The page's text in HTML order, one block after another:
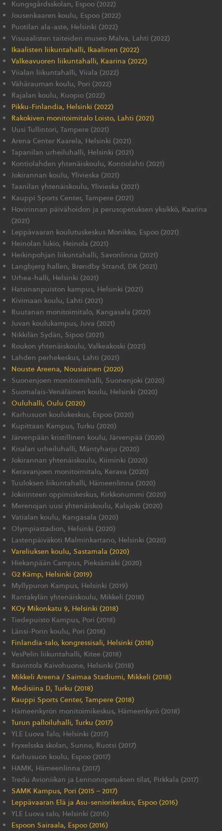
Kungsgårdsskolan, Espoo (2022)
Jousenkaaren koulu, Espoo (2022)
Puotilan ala-aste, Helsinki (2022)
Visuaalisten taiteiden museo Malva, Lahti (2022)
Ikaalisten liikuntahalli, Ikaalinen (2022)
Valkeavuoren liikuntahalli, Kaarina (2022)
Viialan liikuntahalli, Viiala (2022)
Vähärauman koulu, Pori (2022)
Rajalan koulu, Kuopio (2022)
Pikku-Finlandia, Helsinki (2022)
Rakokiven monitoimitalo Loisto, Lahti (2021)
Uusi Tullintori, Tampere (2021)
Arena Center Kaarela, Helsinki (2021)
Tapanilan urheiluhalli, Helsinki (2021)
Kontiolahden yhtenäiskoulu, Kontiolahti (2021)
Jokirannan koulu, Ylivieska (2021)
Taanilan yhtenäiskoulu, Ylivieska (2021)
Kauppi Sports Center, Tampere (2021)
Hovirinnan päivähoidon ja perusopetuksen yksikkö, Kaarina
(2021)
Leppävaaran koulutuskeskus Monikko, Espoo (2021)
Heinolan lukio, Heinola (2021)
Heikinpohjan liikuntahalli, Savonlinna (2021)
Langbjerg hallen, Brøndby Strand, DK (2021)
Urhea-halli, Helsinki (2021)
Hatsinanpuiston kampus, Helsinki (2021)
Kivimaan koulu, Lahti (2021)
Ruutanan monitoimitalo, Kangasala (2021)
Juvan koulukampus, Juva (2021)
Nikkilän Sydän, Sipoo (2021)
Roukon yhtenäiskoulu, Valkeakoski (2021)
Lahden perhekeskus, Lahti (2021)
Nouste Areena, Nousiainen (2020)
Suonenjoen monitoimihalli, Suonenjoki (2020)
Suomalais-Venäläinen koulu, Helsinki (2020)
Ouluhalli, Oulu (2020)
Karhusuon koulukeskus, Espoo (2020)
Kupittaan Kampus, Turku (2020)
Järvenpään kristillinen koulu, Järvenpää (2020)
Kisalan urheiluhalli, Mäntyharju (2020)
Jokirannan yhtenäiskoulu, Kiiminki (2020)
Keravanjoen monitoimitalo, Kerava (2020)
Tuuloksen liikuntahalli, Hämeenlinna (2020)
Jokirinteen oppimiskeskus, Kirkkonummi (2020)
Merenojan uusi yhtenäiskoulu, Kalajoki (2020)
Vatialan koulu, Kangasala (2020)
Olympiastadion, Helsinki (2020)
Lastenpäiväkoti Malminkartano, Helsinki (2020)
Vareliuksen koulu, Sastamala (2020)
Hiekanpään Campus, Pieksämäki (2020)
G2 Kämp, Helsinki (2019)
Myllypuron Kampus, Helsinki (2019)
Rantakylän yhtenäiskoulu, Mikkeli (2018)
KOy Mikonkatu 9, Helsinki (2018)
Tiedepuisto Kampus, Pori (2018)
Länsi-Porin koulu, Pori (2018)
Finlandia-talo, kongressisali, Helsinki (2018)
VesPelin liikuntahalli, Kitee (2018)
Ravintola Kaivohuone, Helsinki (2018)
Mikkeli Areena / Saimaa Stadiumi, Mikkeli (2018)
Medisiina D, Turku (2018)
Kauppi Sports Center, Tampere (2018)
Hämeenkyrön monitoimikeskus, Hämeenkyrö (2018)
Turun palloiluhalli, Turku (2017)
YLE Luova Talo, Helsinki (2017)
Fryxelsska skolan, Sunne, Ruotsi (2017)
Karhusuon koulu, Espoo (2017)
HAMK, Hämeenlinna (2017)
Tredu Avioniikan ja Lennonopetuksen tilat, Pirkkala (2017)
SAMK Kampus, Pori (2015 – 2017)
Leppävaaran Elä ja Asu-seniorikeskus, Espoo (2016)
YLE Luova talo, Helsinki (2016)
Espoon Sairaala, Espoo (2016)